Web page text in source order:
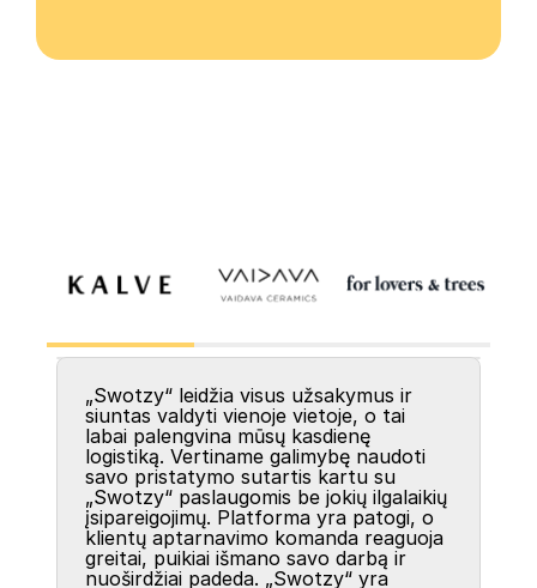
„Swotzy“ leidžia visus užsakymus ir
siuntas valdyti vienoje vietoje, o tai
labai palengvina mūsų kasdienę
logistiką. Vertiname galimybę naudoti
savo pristatymo sutartis kartu su
„Swotzy“ paslaugomis be jokių ilgalaikių
įsipareigojimų. Platforma yra patogi, o
klientų aptarnavimo komanda reaguoja
greitai, puikiai išmano savo darbą ir
nuoširdžiai padeda. „Swotzy“ yra